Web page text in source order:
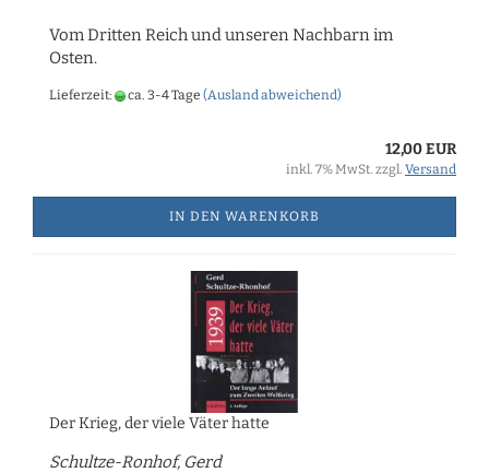
Vom Dritten Reich und unseren Nachbarn im
Osten.
Lieferzeit: ca. 3-4 Tage (Ausland abweichend)
12,00 EUR
inkl. 7% MwSt. zzgl. Versand
IN DEN WARENKORB
Der Krieg, der viele Väter hatte
Schultze-Ronhof, Gerd